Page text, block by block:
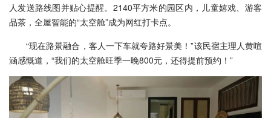
人发送路线图并贴心提醒。2140平方米的园区内，儿童嬉戏、游客
品茶，全屋智能的“太空舱”成为网红打卡点。
“现在路景融合，客人一下车就夸路好景美！”该民宿主理人黄喧
涵感慨道，“我们的太空舱旺季一晚800元，还得提前预约！”